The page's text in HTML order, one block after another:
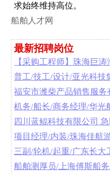
求始终维持高位。
船舶人才网
最新招聘岗位
【采购工程师】珠海巨
普工/技工/设计/亚光科技
福安市潍柴产品销售服务
机务/船长/商务经理/华光
四川蓝鲲科技有限公司
项目经理/内装/珠海佳航
三副/轮机/起重/广东长大
船舶测厚员/上海傅斯船